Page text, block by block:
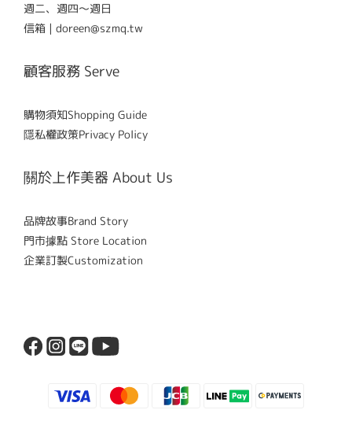
週二、週四～週日
信箱 | doreen@szmq.tw
顧客服務 Serve
購物須知Shopping Guide
隱私權政策Privacy Policy
關於上作美器 About Us
品牌故事Brand Story
門市據點 Store Location
企業訂製Customization